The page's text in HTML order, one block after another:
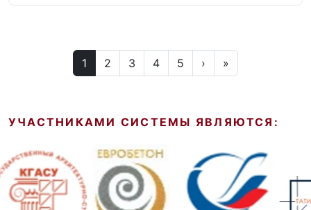
1 2 3 4 5 › »
УЧАСТНИКАМИ СИСТЕМЫ ЯВЛЯЮТСЯ: